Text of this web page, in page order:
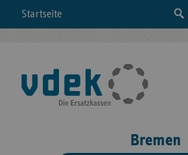
Startseite
Bremen